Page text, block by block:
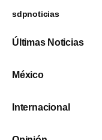
sdpnoticias
Últimas Noticias
México
Internacional